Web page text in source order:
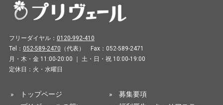
フリーダイヤル： 0120-992-410
Tel： 052-589-2470 （代表） Fax：052-589-2471
月・木・金 11:00-20:00 ｜ 土・日・祝 10:00-19:00
定休日：火・水曜日
»
トップページ
» 募集要項